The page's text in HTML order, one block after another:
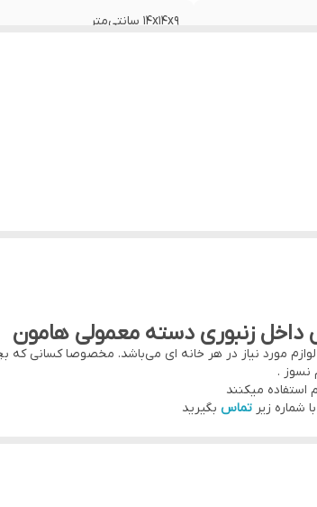
۱۴x۱۴x۹ سانتی‌متر
با ارسال فوری به تمام نقاط کشور با باربری و پست
زنبوری دسته معمولی هامون
مورد نیاز در هر خانه ای می‌باشد. مخصوصا کسانی
.
میکنند
زیر تماس بگیرید